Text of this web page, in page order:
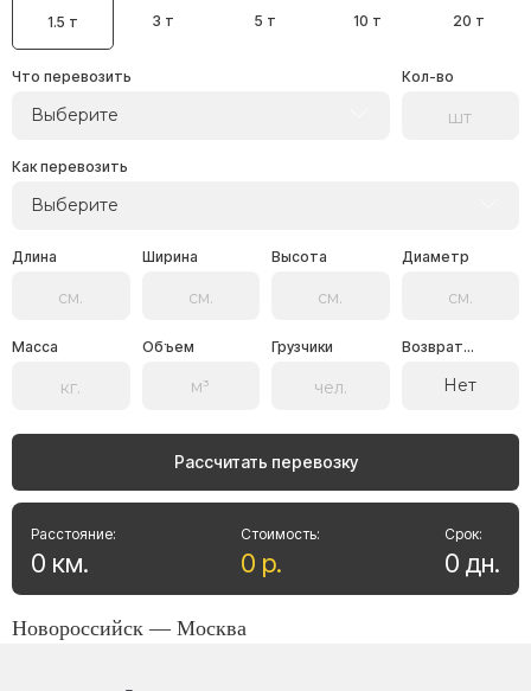
1.5 т 3 т 5 т 10 т 20 т
Что перевозить
Выберите
Кол-во
Как перевозить
Выберите
Длина Ширина Высота Диаметр
Масса Объем Грузчики Возврат...
Нет
Рассчитать перевозку
Стоимость:
0 р.
Расстояние:
0 км.
Срок:
0 дн.
Новороссийск — Москва